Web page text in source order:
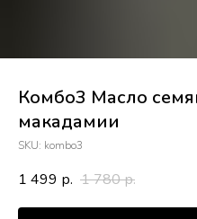
Комбо3 Масло
макадамии
SKU: kombo3
1 499 р. 1 780р.